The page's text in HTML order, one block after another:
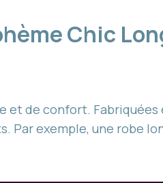
Chic
de confort.
Par exemple, une robe